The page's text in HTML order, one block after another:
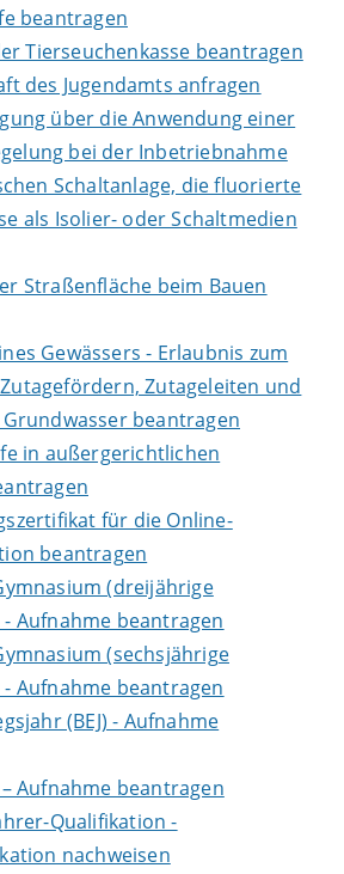
beantragen
Tierseuchenkasse beantragen
des Jugendamts anfragen
über die Anwendung einer
bei der Inbetriebnahme
Schaltanlage, die fluorierte
als Isolier- oder Schaltmedien
Straßenfläche beim Bauen
Gewässers - Erlaubnis zum
Zutageleiten und
beantragen
in außergerichtlichen
für die Online-
beantragen
(dreijährige
Aufnahme beantragen
(sechsjährige
Aufnahme beantragen
(BEJ) - Aufnahme
Aufnahme beantragen
Qualifikation -
nachweisen